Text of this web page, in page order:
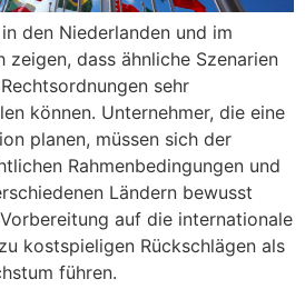
den Niederlanden und im
zeigen, dass ähnliche Szenarien
sehr
können. Unternehmer, die eine
planen, müssen sich der
Rahmenbedingungen und
Ländern bewusst
auf die internationale
kostspieligen Rückschlägen als
führen.